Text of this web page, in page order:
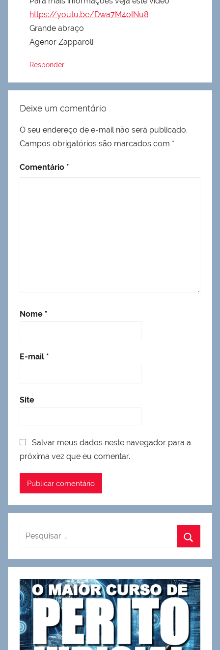
https://youtu.be/Dwa7M4oINu8
Grande abraço
Agenor Zapparoli
Responder
Deixe um comentário
O seu endereço de e-mail não será publicado.
Campos obrigatórios são marcados com *
Comentário *
Nome *
E-mail *
Site
Salvar meus dados neste navegador para a
próxima vez que eu comentar.